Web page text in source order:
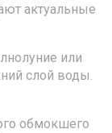
актуальные
или
слой воды.
обмокшего